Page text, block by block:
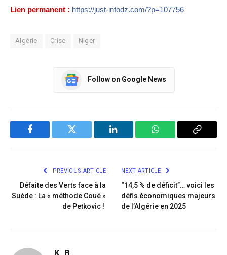
Lien permanent : https://just-infodz.com/?p=107756
Algérie Crise Niger
Follow on Google News
Facebook Twitter LinkedIn WhatsApp Copy
PREVIOUS ARTICLE
Défaite des Verts face à la
Suède : La « méthode Coué »
de Petkovic !
NEXT ARTICLE
“14,5 % de déficit”… voici les
défis économiques majeurs
de l’Algérie en 2025
K. B